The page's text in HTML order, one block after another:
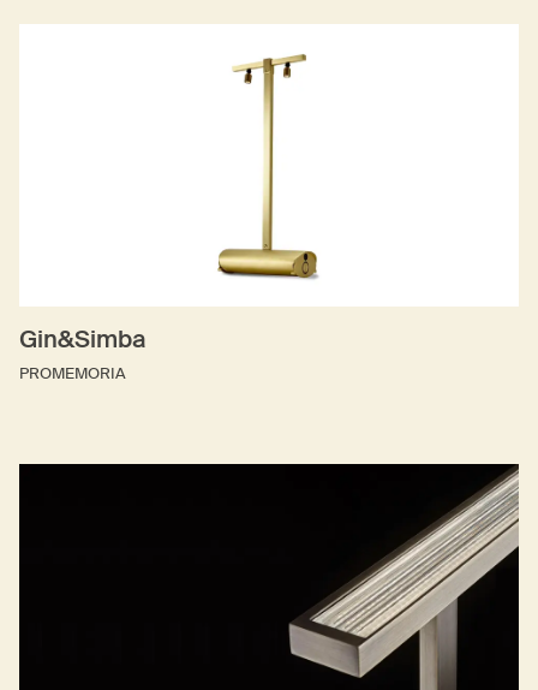
Gin&Simba
PROMEMORIA